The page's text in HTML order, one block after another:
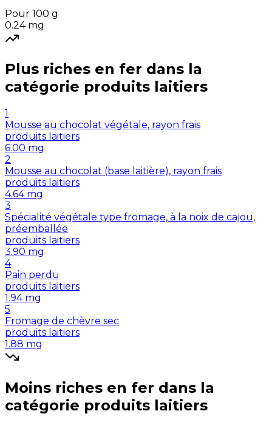
Pour 100 g
0.24 mg
Plus riches en fer dans la
catégorie produits laitiers
1
Mousse au chocolat végétale, rayon frais
produits laitiers
6.00 mg
2
Mousse au chocolat (base laitière), rayon frais
produits laitiers
4.64 mg
3
Spécialité végétale type fromage, à la noix de cajou,
préemballée
produits laitiers
3.90 mg
4
Pain perdu
produits laitiers
1.94 mg
5
Fromage de chèvre sec
produits laitiers
1.88 mg
Moins riches en fer dans la
catégorie produits laitiers